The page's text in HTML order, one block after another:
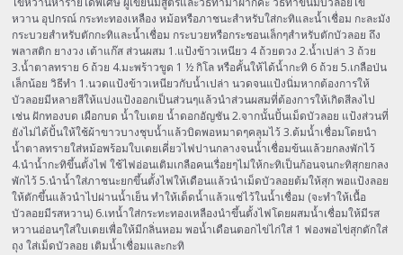
หวาน อุปกรณ์ กระทะทองเหลือง หม้อหรือภาชนะสำหรับใส่กะทิและน้ำเชื่อม กะละมัง
กระบวยสำหรับตักกะทิและน้ำเชื่อม กระบวยหรือกระชอนเล็กๆสำหรับตักบัวลอย ถึง
พลาสติก ยางวง เต้าแก๊ส ส่วนผสม 1.แป้งข้าวเหนียว 4 ถ้วยตวง 2.น้ำเปล่า 3 ถ้วย
3.น้ำตาลทราย 6 ถ้วย 4.มะพร้าวขูด 1 ½ กิโล หรือคั้นให้ได้น้ำกะทิ 6 ถ้วย 5.เกลือป่น
เล็กน้อย วิธีทำ 1.นวดแป้งข้าวเหนียวกับน้ำเปล่า นวดจนแป้งนิ่มหากต้องการให้
บัวลอยมีหลายสีให้แบ่งแป้งออกเป็นส่วนๆแล้วนำส่วนผสมที่ต้องการให้เกิดสีลงไป
เช่น ฝักทองบด เผือกบด น้ำใบเตย น้ำดอกอัญชัน 2.จากนั้นปั้นเม็ดบัวลอย แป้งส่วนที่
ยังไม่ได้ปั้นให้ใช้ผ้าขาวบางชุบน้ำแล้วบิดพอหมาดๆคลุมไว้ 3.ต้มน้ำเชื่อมโดยนำ
น้ำตาลทรายใส่หม้อพร้อมใบเตยเคี่ยวไฟปานกลางจนน้ำเชื่อมข้นแล้วยกลงพักไว้
4.นำน้ำกะทิขึ้นตั้งไฟ ใช้ไฟอ่อนเติมเกลือคนเรื่อยๆไม่ให้กะทิเป็นก้อนจนกะทิสุกยกลง
พักไว้ 5.นำน้ำใส่ภาชนะยกขึ้นตั้งไฟให้เดือนแล้วนำเม็ดบัวลอยต้มให้สุก พอแป้งลอย
ให้ตักขึ้นแล้วนำไปผ่านน้ำเย็น ทำให้เด็ดน้ำแล้วแช่ไว้ในน้ำเชื่อม (จะทำให้เนื้อ
บัวลอยมีรสหวาน) 6.เทน้ำใส่กระทะทองเหลืองนำขึ้นตั้งไฟโดยผสมน้ำเชื่อมให้มีรส
หวานอ่อนๆใส่ใบเตยเพื่อให้มีกลิ่นหอม พอน้ำเดือนตอกไข่ไก่ใส่ 1 ฟองพอไข่สุกตักใส่
ถุง ใส่เม็ดบัวลอย เติมน้ำเชื่อมและกะทิ